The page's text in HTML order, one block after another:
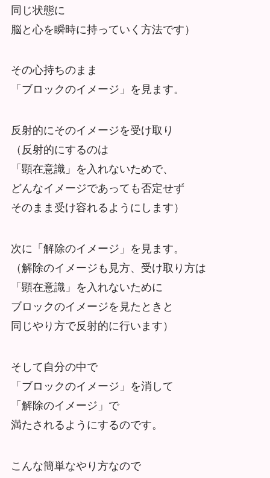
同じ状態に
脳と心を瞬時に持っていく方法です）
その心持ちのまま
「ブロックのイメージ」を見ます。
反射的にそのイメージを受け取り
（反射的にするのは
「顕在意識」を入れないためで、
どんなイメージであっても否定せず
そのまま受け容れるようにします）
次に「解除のイメージ」を見ます。
（解除のイメージも見方、受け取り方は
「顕在意識」を入れないために
ブロックのイメージを見たときと
同じやり方で反射的に行います）
そして自分の中で
「ブロックのイメージ」を消して
「解除のイメージ」で
満たされるようにするのです。
こんな簡単なやり方なので